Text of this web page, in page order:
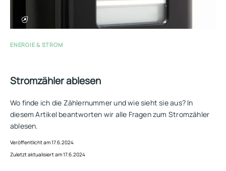
ENERGIE & STROM
Stromzähler ablesen
Wo finde ich die Zählernummer und wie sieht sie aus? In
diesem Artikel beantworten wir alle Fragen zum Stromzähler
ablesen.
Veröffentlicht am 17.6.2024
Zuletzt aktualisiert am 17.6.2024